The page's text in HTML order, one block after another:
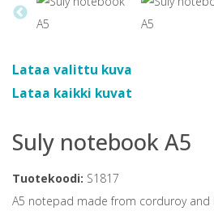
Lataa valittu kuva
Lataa kaikki kuvat
Suly notebook A5
Tuotekoodi: S1817
A5 notepad made from corduroy and